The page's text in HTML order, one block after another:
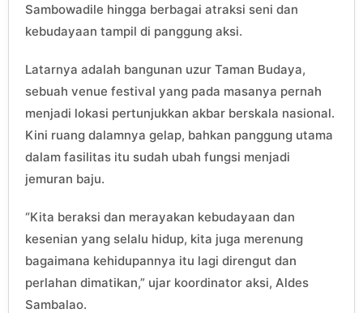
Sambowadile hingga berbagai atraksi seni dan
kebudayaan tampil di panggung aksi.
Latarnya adalah bangunan uzur Taman Budaya,
sebuah venue festival yang pada masanya pernah
menjadi lokasi pertunjukkan akbar berskala nasional.
Kini ruang dalamnya gelap, bahkan panggung utama
dalam fasilitas itu sudah ubah fungsi menjadi
jemuran baju.
“Kita beraksi dan merayakan kebudayaan dan
kesenian yang selalu hidup, kita juga merenung
bagaimana kehidupannya itu lagi direngut dan
perlahan dimatikan,” ujar koordinator aksi, Aldes
Sambalao.